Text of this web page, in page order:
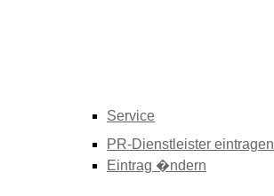
Service
PR-Dienstleister eintragen
Eintrag �ndern